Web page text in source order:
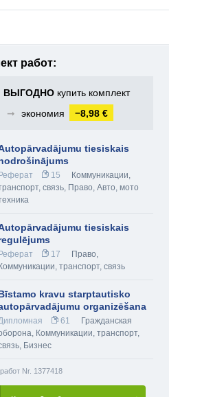
работ:
ВЫГОДНО купить комплект
➞
экономия −8,98 €
tiesiskais
Реферат 15
Коммуникации,
связь, Право, Авто, мото
tiesiskais
Реферат 17 Право,
Коммуникации, транспорт, связь
kravu starptautisko
organizēšana
61
Гражданская
, Коммуникации, транспорт,
, Бизнес
Nr. 1377418